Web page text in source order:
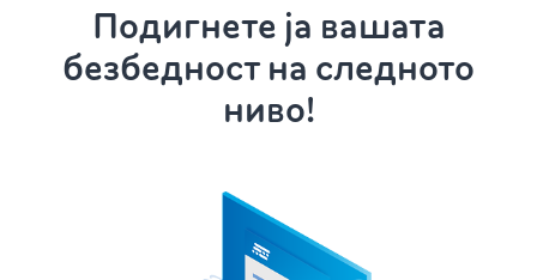
Подигнете ја вашата
безбедност на следното
ниво!